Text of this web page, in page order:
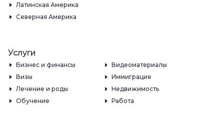
Латинская Америка
Северная Америка
Услуги
Бизнес и финансы
Видеоматериалы
Визы
Иммиграция
Лечение и роды
Недвижимость
Обучение
Работа